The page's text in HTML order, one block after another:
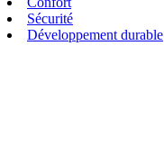
Sécurité
Développement durable